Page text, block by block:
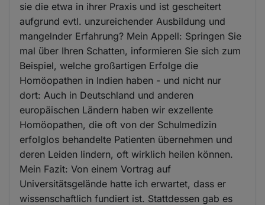
sie die etwa in ihrer Praxis und ist gescheitert
aufgrund evtl. unzureichender Ausbildung und
mangelnder Erfahrung? Mein Appell: Springen Sie
mal über Ihren Schatten, informieren Sie sich zum
Beispiel, welche großartigen Erfolge die
Homöopathen in Indien haben - und nicht nur
dort: Auch in Deutschland und anderen
europäischen Ländern haben wir exzellente
Homöopathen, die oft von der Schulmedizin
erfolglos behandelte Patienten übernehmen und
deren Leiden lindern, oft wirklich heilen können.
Mein Fazit: Von einem Vortrag auf
Universitätsgelände hatte ich erwartet, dass er
wissenschaftlich fundiert ist. Stattdessen gab es